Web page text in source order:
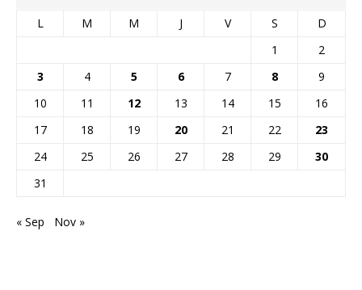
L M M J V S
D
1
2
3
4 5 6 7 8
9
10
11 12 13 14 15
16
17
18 19 20 21 22
23
24
25 26 27 28 29
30
31
« Sep Nov »